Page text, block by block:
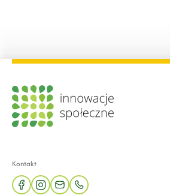
Kontakt
facebookinstagram
mail phone